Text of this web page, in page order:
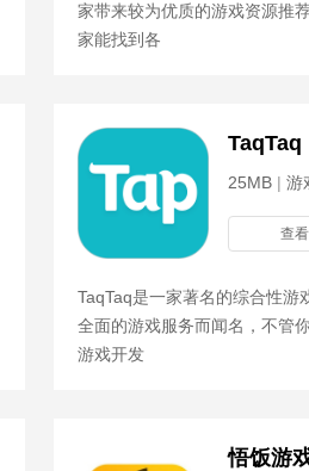
家带来较为优质的游戏资源推
家能找到各
TaqTaq
25MB | 游
查看
TaqTaq是一家著名的综合性游
全面的游戏服务而闻名，不管
游戏开发
悟饭游